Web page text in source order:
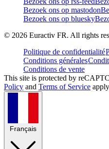
Bezoek ons op mastodon
Bezoek ons op bluesky
© 2026 Euractiv FR. All rights
Politique de confidentialité
Conditions générales
Conditions de vente
This site is protected by
Policy and Terms of Service
Français